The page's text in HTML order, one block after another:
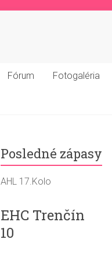
Fórum Fotogaléria
Posledné zápasy
AHL 17.Kolo
EHC Trenčín
10